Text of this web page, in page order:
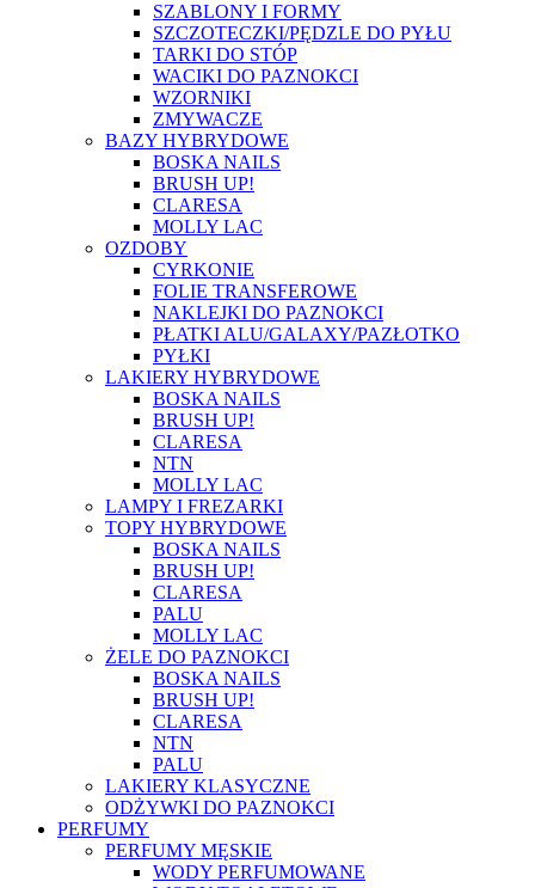
SZABLONY I FORMY
SZCZOTECZKI/PĘDZLE DO PYŁU
TARKI DO STÓP
WACIKI DO PAZNOKCI
WZORNIKI
ZMYWACZE
BAZY HYBRYDOWE
BOSKA NAILS
BRUSH UP!
CLARESA
MOLLY LAC
OZDOBY
CYRKONIE
FOLIE TRANSFEROWE
NAKLEJKI DO PAZNOKCI
PŁATKI ALU/GALAXY/PAZŁOTKO
PYŁKI
LAKIERY HYBRYDOWE
BOSKA NAILS
BRUSH UP!
CLARESA
NTN
MOLLY LAC
LAMPY I FREZARKI
TOPY HYBRYDOWE
BOSKA NAILS
BRUSH UP!
CLARESA
PALU
MOLLY LAC
ŻELE DO PAZNOKCI
BOSKA NAILS
BRUSH UP!
CLARESA
NTN
PALU
LAKIERY KLASYCZNE
ODŻYWKI DO PAZNOKCI
PERFUMY
PERFUMY MĘSKIE
WODY PERFUMOWANE